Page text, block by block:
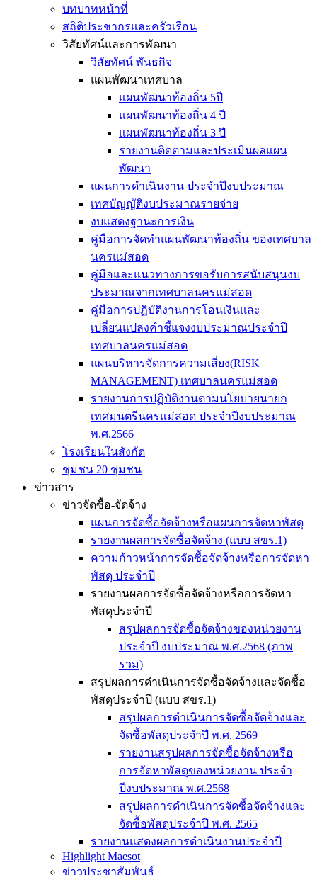
บทบาทหน้าที่
สถิติประชากรและครัวเรือน
วิสัยทัศน์และการพัฒนา
วิสัยทัศน์ พันธกิจ
แผนพัฒนาเทศบาล
แผนพัฒนาท้องถิ่น 5ปี
แผนพัฒนาท้องถิ่น 4 ปี
แผนพัฒนาท้องถิ่น 3 ปี
รายงานติดตามและประเมินผลแผน
พัฒนา
แผนการดำเนินงาน ประจำปีงบประมาณ
เทศบัญญัติงบประมาณรายจ่าย
งบแสดงฐานะการเงิน
คู่มือการจัดทำแผนพัฒนาท้องถิ่น ของเทศบาล
นครแม่สอด
คู่มือและแนวทางการขอรับการสนับสนุนงบ
ประมาณจากเทศบาลนครแม่สอด
คู่มือการปฏิบัติงานการโอนเงินและ
เปลี่ยนแปลงคำชี้แจงงบประมาณประจำปี
เทศบาลนครแม่สอด
แผนบริหารจัดการความเสี่ยง(RISK
MANAGEMENT) เทศบาลนครแม่สอด
รายงานการปฏิบัติงานตามนโยบายนายก
เทศมนตรีนครแม่สอด ประจำปีงบประมาณ
พ.ศ.2566
โรงเรียนในสังกัด
ชุมชน 20 ชุมชน
ข่าวสาร
ข่าวจัดซื้อ-จัดจ้าง
แผนการจัดซื้อจัดจ้างหรือแผนการจัดหาพัสดุ
รายงานผลการจัดซื้อจัดจ้าง (แบบ สขร.1)
ความก้าวหน้าการจัดซื้อจัดจ้างหรือการจัดหา
พัสดุ ประจำปี
รายงานผลการจัดซื้อจัดจ้างหรือการจัดหา
พัสดุประจำปี
สรุปผลการจัดซื้อจัดจ้างของหน่วยงาน
ประจำปี งบประมาณ พ.ศ.2568 (ภาพ
รวม)
สรุปผลการดำเนินการจัดซื้อจัดจ้างและจัดซื้อ
พัสดุประจำปี (แบบ สขร.1)
สรุปผลการดำเนินการจัดซื้อจัดจ้างและ
จัดซื้อพัสดุประจำปี พ.ศ. 2569
รายงานสรุปผลการจัดซื้อจัดจ้างหรือ
การจัดหาพัสดุของหน่วยงาน ประจำ
ปีงบประมาณ พ.ศ.2568
สรุปผลการดำเนินการจัดซื้อจัดจ้างและ
จัดซื้อพัสดุประจำปี พ.ศ. 2565
รายงานแสดงผลการดำเนินงานประจำปี
Highlight Maesot
ข่าวประชาสัมพันธ์